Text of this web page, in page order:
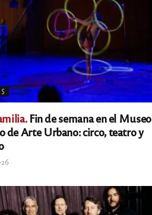
Fin de semana en el Museo
de Arte Urbano: circo, teatro y